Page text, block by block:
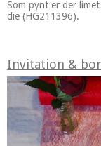
Som pynt er der
die (HG211396).
Invitation &